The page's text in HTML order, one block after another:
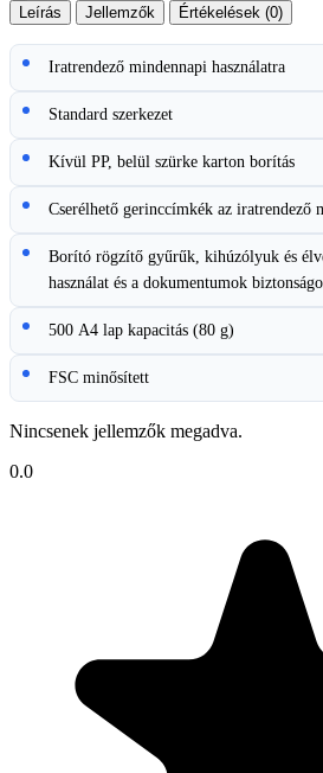
Leírás Jellemzők Értékelések (0)
Iratrendező mindennapi használatra
Standard szerkezet
Kívül PP, belül szürke karton borítás
Cserélhető gerinccímkék az iratrendező
Borító rögzítő gyűrűk, kihúzólyuk és
használat és a dokumentumok
500 A4 lap kapacitás (80 g)
FSC minősített
Nincsenek jellemzők megadva.
0.0